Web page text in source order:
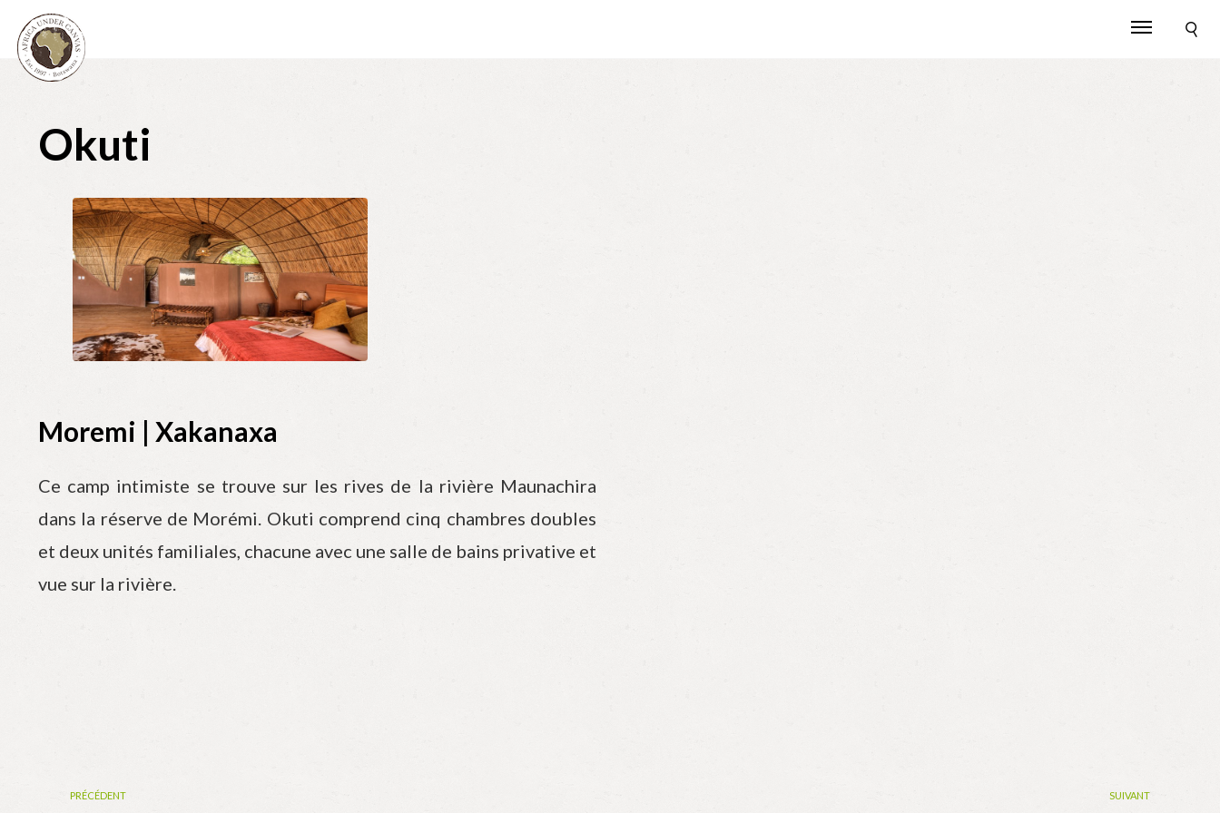
Okuti
Moremi | Xakanaxa
Ce camp intimiste se trouve sur les rives de la rivière Maunachira
dans la réserve de Morémi. Okuti comprend cinq chambres doubles
et deux unités familiales, chacune avec une salle de bains privative et
vue sur la rivière.
PRÉCÉDENT SUIVANT